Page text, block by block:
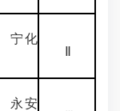
化
安